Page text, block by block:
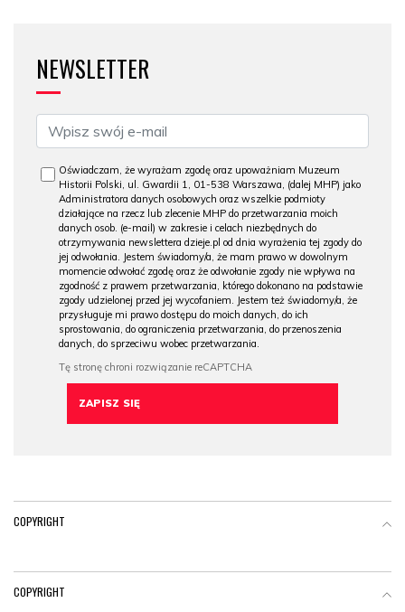
NEWSLETTER
Oświadczam, że wyrażam zgodę oraz upoważniam Muzeum
Historii Polski, ul. Gwardii 1, 01-538 Warszawa, (dalej MHP) jako
Administratora danych osobowych oraz wszelkie podmioty
działające na rzecz lub zlecenie MHP do przetwarzania moich
danych osob. (e-mail) w zakresie i celach niezbędnych do
otrzymywania newslettera dzieje.pl od dnia wyrażenia tej zgody do
jej odwołania. Jestem świadomy/a, że mam prawo w dowolnym
momencie odwołać zgodę oraz że odwołanie zgody nie wpływa na
zgodność z prawem przetwarzania, którego dokonano na podstawie
zgody udzielonej przed jej wycofaniem. Jestem też świadomy/a, że
przysługuje mi prawo dostępu do moich danych, do ich
sprostowania, do ograniczenia przetwarzania, do przenoszenia
danych, do sprzeciwu wobec przetwarzania.
COPYRIGHT
COPYRIGHT